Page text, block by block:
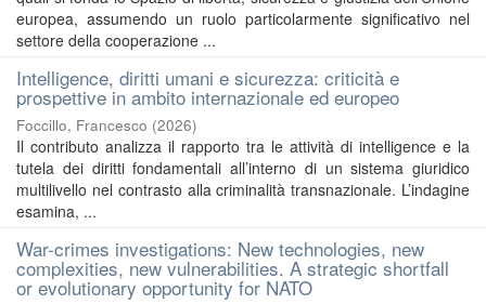
europea, assumendo un ruolo particolarmente significativo nel
settore della cooperazione ...
Intelligence, diritti umani e sicurezza: criticità e
prospettive in ambito internazionale ed europeo
Foccillo, Francesco (2026)
Il contributo analizza il rapporto tra le attività di intelligence e la
tutela dei diritti fondamentali all’interno di un sistema giuridico
multilivello nel contrasto alla criminalità transnazionale. L’indagine
esamina, ...
War-crimes investigations: New technologies, new
complexities, new vulnerabilities. A strategic shortfall
or evolutionary opportunity for NATO